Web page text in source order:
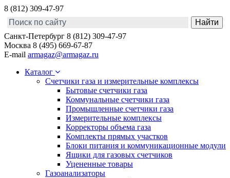
8 (812) 309-47-97
Санкт-Петербург 8 (812) 309-47-97
Москва 8 (495) 669-67-87
E-mail armagaz@armagaz.ru
Каталог
Счетчики газа и измерительные комплексы
Бытовые счетчики газа
Коммунальные счетчики газа
Промышленные счетчики газа
Измерительные комплексы
Корректоры объема газа
Комплекты прямых участков
Блоки питания и коммуникационные модули
Ящики для газовых счетчиков
Уцененные товары
Газоанализаторы